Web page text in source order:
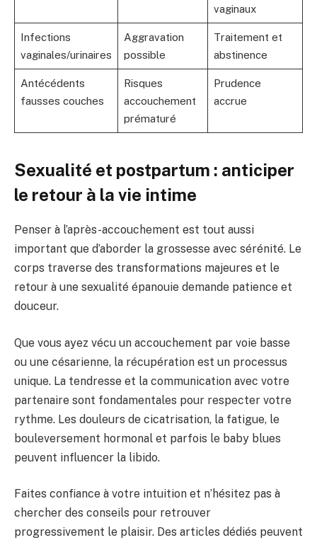
vaginaux
Infections
vaginales/urinaires
Aggravation
possible
Traitement et
abstinence
Antécédents
fausses couches
Risques
accouchement
prématuré
Prudence
accrue
Sexualité et postpartum : anticiper
le retour à la vie intime
Penser à l’après-accouchement est tout aussi
important que d’aborder la grossesse avec sérénité. Le
corps traverse des transformations majeures et le
retour à une sexualité épanouie demande patience et
douceur.
Que vous ayez vécu un accouchement par voie basse
ou une césarienne, la récupération est un processus
unique. La tendresse et la communication avec votre
partenaire sont fondamentales pour respecter votre
rythme. Les douleurs de cicatrisation, la fatigue, le
bouleversement hormonal et parfois le baby blues
peuvent influencer la libido.
Faites confiance à votre intuition et n’hésitez pas à
chercher des conseils pour retrouver
progressivement le plaisir. Des articles dédiés peuvent